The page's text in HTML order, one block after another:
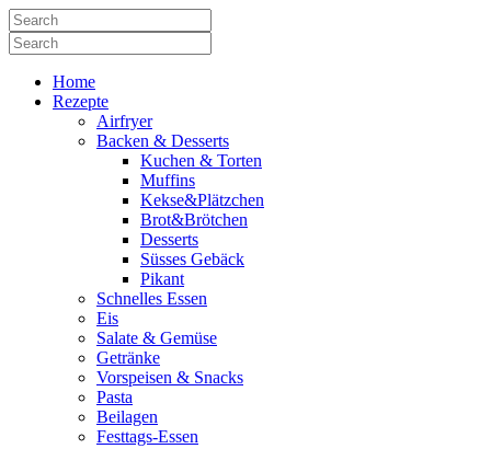
Home
Rezepte
Airfryer
Backen & Desserts
Kuchen & Torten
Muffins
Kekse&Plätzchen
Brot&Brötchen
Desserts
Süsses Gebäck
Pikant
Schnelles Essen
Eis
Salate & Gemüse
Getränke
Vorspeisen & Snacks
Pasta
Beilagen
Festtags-Essen